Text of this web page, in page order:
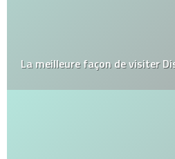
La meilleure façon de visiter